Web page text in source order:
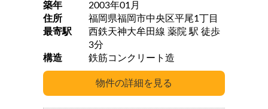
築年
2003年01月
住所
福岡県福岡市中央区平尾1丁目
最寄駅
西鉄天神大牟田線 薬院 駅 徒歩
3分
構造
鉄筋コンクリート造